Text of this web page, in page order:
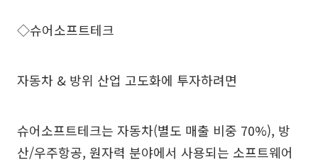
◇슈어소프트테크
자동차 & 방위 산업 고도화에 투자하려면
슈어소프트테크는 자동차(별도 매출 비중 70%), 방
산/우주항공, 원자력 분야에서 사용되는 소프트웨어